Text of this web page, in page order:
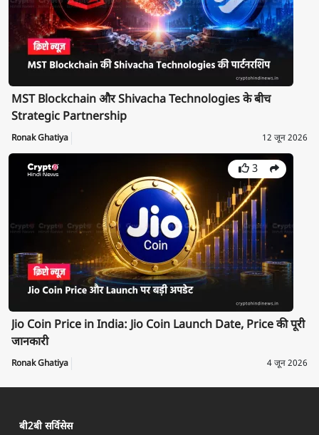
MST Blockchain और Shivacha Technologies के बीच
Strategic Partnership
Ronak Ghatiya 12 जून 2026
3
Jio Coin Price in India: Jio Coin Launch Date, Price की पूरी
जानकारी
Ronak Ghatiya 4 जून 2026
बी2बी सर्विसेस